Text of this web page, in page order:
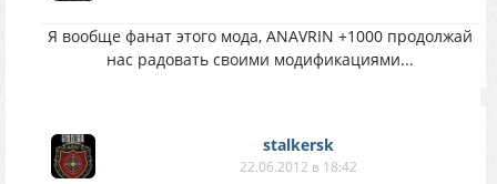
Я вообще фанат этого мода, ANAVRIN +1000 продолжай
нас радовать своими модификациями...
stalkersk
22.06.2012 в 18:42